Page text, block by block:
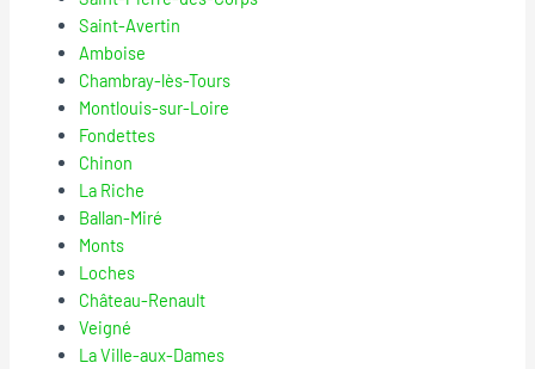
Saint-Avertin
Amboise
Chambray-lès-Tours
Montlouis-sur-Loire
Fondettes
Chinon
La Riche
Ballan-Miré
Monts
Loches
Château-Renault
Veigné
La Ville-aux-Dames